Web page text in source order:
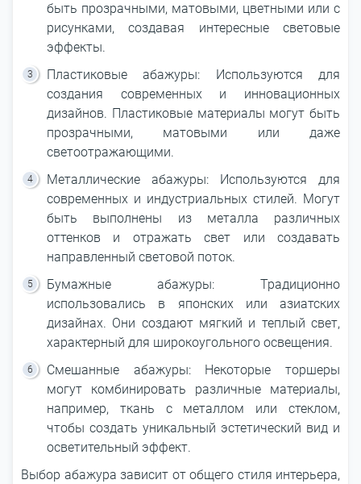
быть прозрачными, матовыми, цветными или с
рисунками, создавая интересные световые
эффекты.
Пластиковые абажуры: Используются для
создания современных и инновационных
дизайнов. Пластиковые материалы могут быть
прозрачными, матовыми или даже
светоотражающими.
Металлические абажуры: Используются для
современных и индустриальных стилей. Могут
быть выполнены из металла различных
оттенков и отражать свет или создавать
направленный световой поток.
Бумажные абажуры: Традиционно
использовались в японских или азиатских
дизайнах. Они создают мягкий и теплый свет,
характерный для широкоугольного освещения.
Смешанные абажуры: Некоторые торшеры
могут комбинировать различные материалы,
например, ткань с металлом или стеклом,
чтобы создать уникальный эстетический вид и
осветительный эффект.
Выбор абажура зависит от общего стиля интерьера,